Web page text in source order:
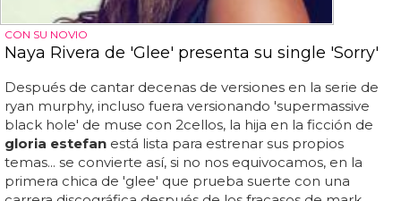
CON SU NOVIO
Naya Rivera de 'Glee' presenta su single 'Sorry'
Después de cantar decenas de versiones en la serie de
ryan murphy, incluso fuera versionando 'supermassive
black hole' de muse con 2cellos, la hija en la ficción de
gloria estefan está lista para estrenar sus propios
temas... se convierte así, si no nos equivocamos, en la
primera chica de 'glee' que prueba suerte con una